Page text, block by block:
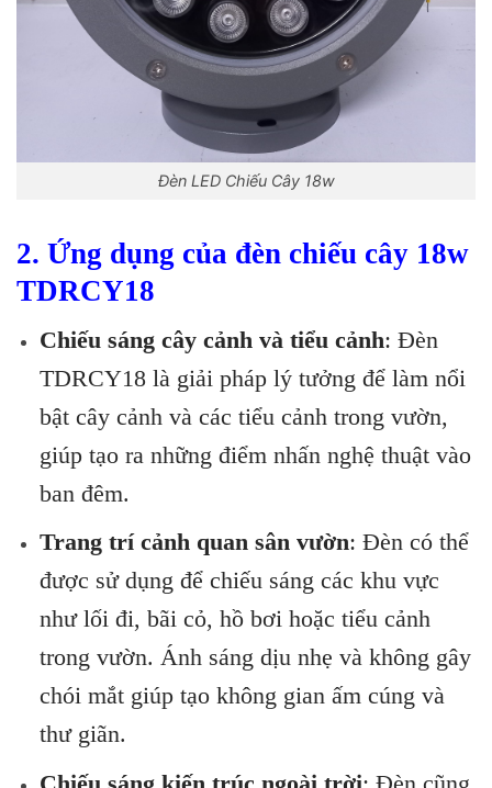
Đèn LED Chiếu Cây 18w
2. Ứng dụng của đèn chiếu cây 18w
TDRCY18
Chiếu sáng cây cảnh và tiểu cảnh: Đèn
TDRCY18 là giải pháp lý tưởng để làm nổi
bật cây cảnh và các tiểu cảnh trong vườn,
giúp tạo ra những điểm nhấn nghệ thuật vào
ban đêm.
Trang trí cảnh quan sân vườn: Đèn có thể
được sử dụng để chiếu sáng các khu vực
như lối đi, bãi cỏ, hồ bơi hoặc tiểu cảnh
trong vườn. Ánh sáng dịu nhẹ và không gây
chói mắt giúp tạo không gian ấm cúng và
thư giãn.